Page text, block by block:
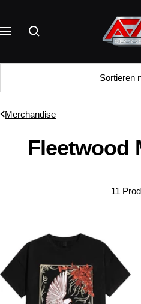
Inhalt
Navigation
AFM
Records
Sortieren
Merchandise
Fleetwood
11